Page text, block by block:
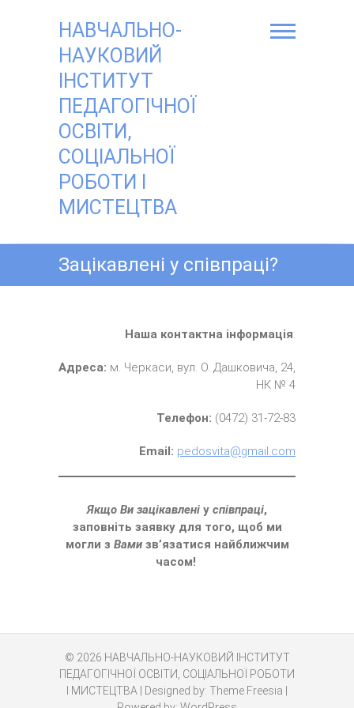
НАВЧАЛЬНО-
НАУКОВИЙ
ІНСТИТУТ
ПЕДАГОГІЧНОЇ
ОСВІТИ,
СОЦІАЛЬНОЇ
РОБОТИ І
МИСТЕЦТВА
Зацікавлені у співпраці?
Наша контактна інформація:
Адреса: м. Черкаси, вул. О. Дашковича, 24,
НК № 4
Телефон: (0472) 31-72-83
Email: pedosvita@gmail.com
Якщо Ви зацікавлені у співпраці,
заповніть заявку для того, щоб ми
могли з Вамизв’язатися найближчим
часом!
© 2026 НАВЧАЛЬНО-НАУКОВИЙ ІНСТИТУТ
ПЕДАГОГІЧНОЇ ОСВІТИ, СОЦІАЛЬНОЇ РОБОТИ
І МИСТЕЦТВА | Designed by: Theme Freesia